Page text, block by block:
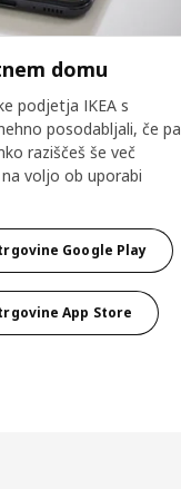
domu
podjetja IKEA s
posodabljali, če pa
raziščeš še več
voljo ob uporabi
Google Play
App Store